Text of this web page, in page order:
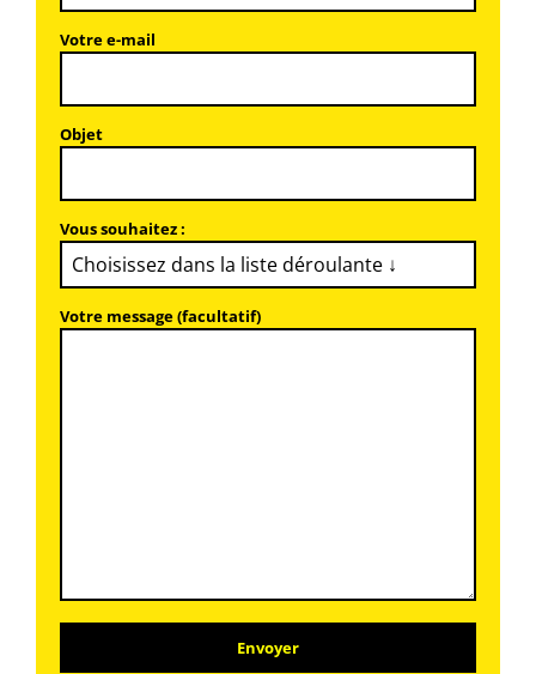
Votre e-mail
Objet
Vous souhaitez :
Votre message (facultatif)